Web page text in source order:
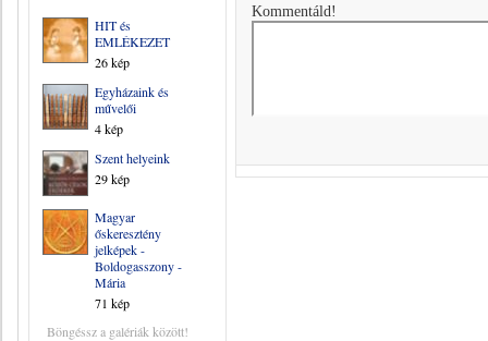
HIT és
EMLÉKEZET
26 kép
Egyházaink és
művelői
4 kép
Szent helyeink
29 kép
Magyar
őskeresztény
jelképek -
Boldogasszony -
Mária
71 kép
Böngéssz a galériák között!
Kommentáld!